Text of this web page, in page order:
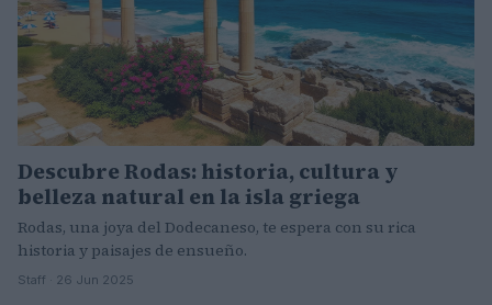
Descubre Rodas: historia, cultura y
belleza natural en la isla griega
Rodas, una joya del Dodecaneso, te espera con su rica
historia y paisajes de ensueño.
Staff · 26 Jun 2025